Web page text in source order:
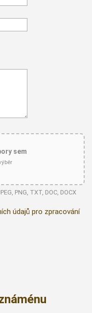
sem
PNG, TXT, DOC, DOCX
údajů pro zpracování